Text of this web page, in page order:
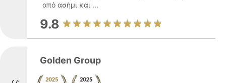
από ασήμι και ...
9.8
Golden Group